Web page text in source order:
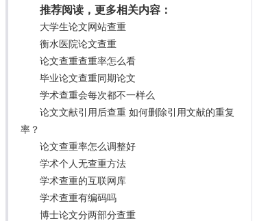
推荐阅读，更多相关内容：
大学生论文网站查重
衡水医院论文查重
论文查重查重率怎么看
毕业论文查重同期论文
学术查重会每次都不一样么
论文文献引用后查重 如何删除引用文献的重复
率？
论文查重率怎么调整好
学术个人无查重方法
学术查重的互联网库
学术查重有编码吗
博士论文分两部分查重